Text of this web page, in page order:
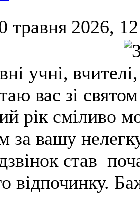
травня 2026,
вчителі,
вас зі
рік сміливо
за вашу
став
відпочинку.